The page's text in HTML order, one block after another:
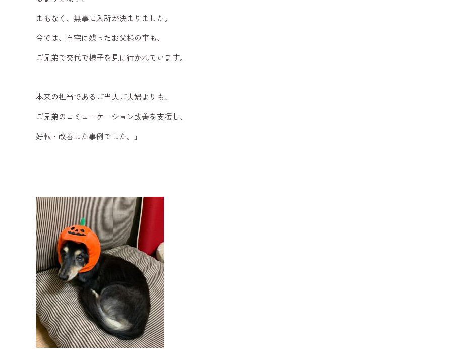
まもなく、無事に入所が決まりました。
今では、自宅に残ったお父様の事も、
ご兄弟で交代で様子を見に行かれています。
本来の担当であるご当人ご夫婦よりも、
ご兄弟のコミュニケーション改善を支援し、
好転・改善した事例でした。」